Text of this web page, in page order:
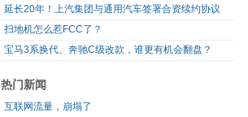
延长20年！上汽集团与通用汽车签署合资续约协议
扫地机怎么惹FCC了？
宝马3系换代、奔驰C级改款，谁更有机会翻盘？
热门新闻
互联网流量，崩塌了